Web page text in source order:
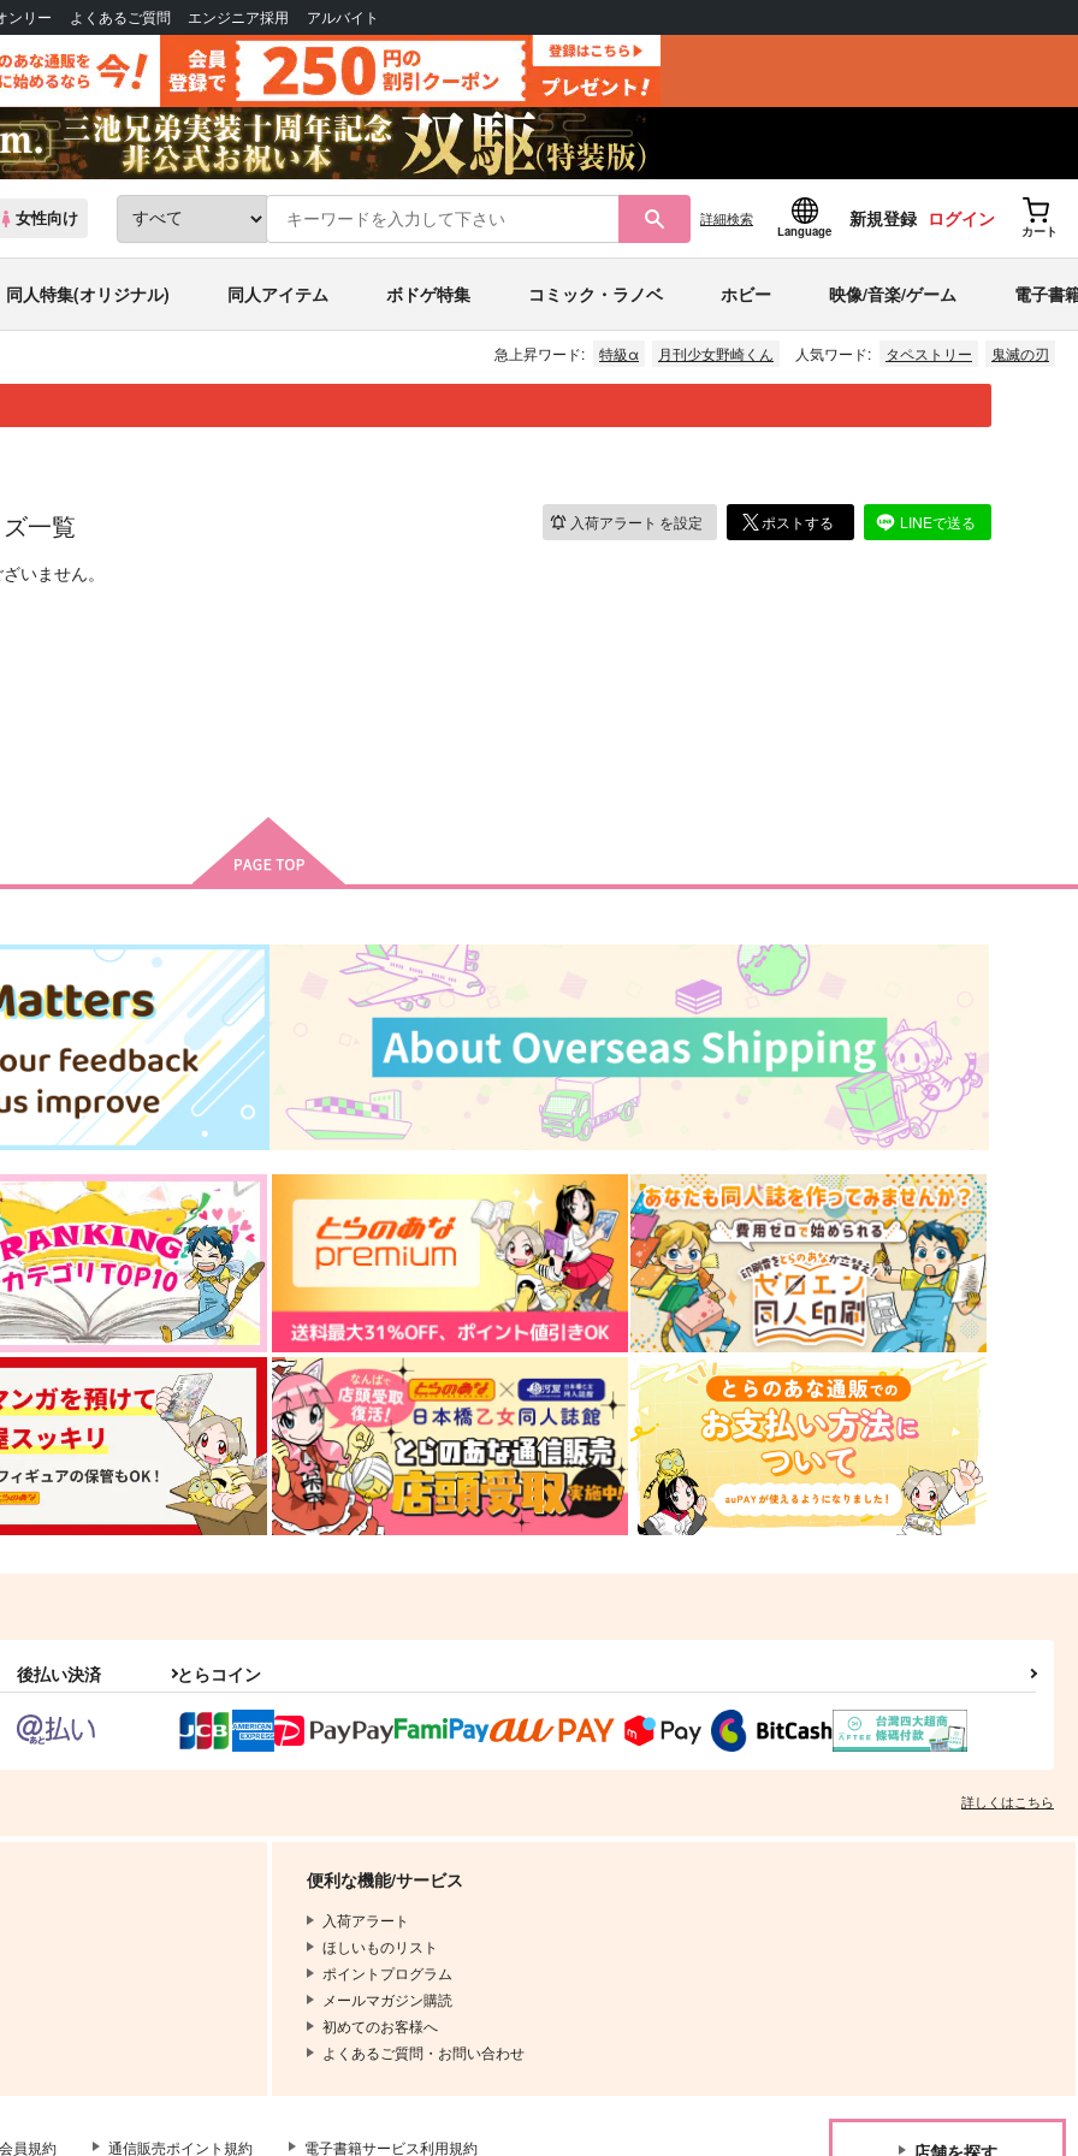
ンリー よくあるご質問 エンジニア採用 アルバイト
女性向け 詳細検索
Language
新規登録 ログイン
カート
同人特集(オリジナル) 同人アイテム ボドゲ特集 コミック・ラノベ ホビー 映像/音楽/ゲーム 電子書
急上昇ワード: 特級α 月刊少女野崎くん 人気ワード: タペストリー 鬼滅の刃
入荷アラート を設定 ポストする LINEで送る
一覧
いません。
後払い決済 とらコイン
詳しくはこちら
便利な機能/サービス
入荷アラート
ほしいものリスト
ポイントプログラム
メールマガジン購読
初めてのお客様へ
よくあるご質問・お問い合わせ
員規約 通信販売ポイント規約
電子書籍サービス利用規約
店舗を探す